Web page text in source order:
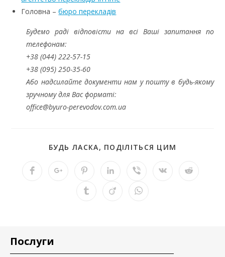
Головна –бюро перекладів
Будемо раді відповісти на всі Ваші запитання по
телефонам:
+38 (044) 222-57-15
+38 (095) 250-35-60
Або надсилайте документи нам у пошту в будь-якому
зручному для Вас форматі:
office@byuro-perevodov.com.ua
БУДЬ ЛАСКА, ПОДІЛІТЬСЯ ЦИМ
Послуги